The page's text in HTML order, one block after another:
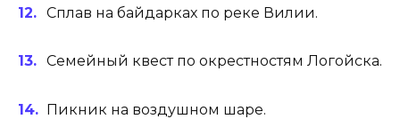
Сплав на байдарках по реке Вилии.
Семейный квест по окрестностям Логойска.
Пикник на воздушном шаре.